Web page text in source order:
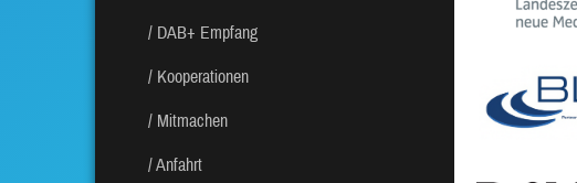
DAB+ Empfang
Kooperationen
Mitmachen
Anfahrt